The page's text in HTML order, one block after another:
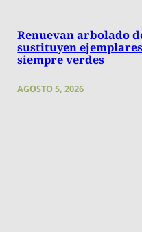
Renuevan arbolado
sustituyen
siempre verdes
AGOSTO 5, 2026